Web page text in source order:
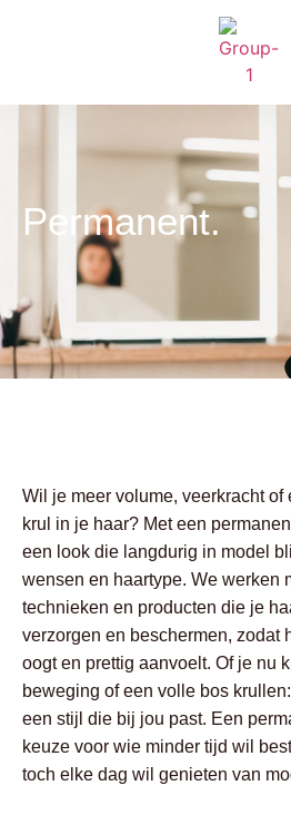
Permanent.
Wil je meer volume, veerkracht
krul in je haar? Met een
een look die langdurig in model
wensen en haartype. We werken
technieken en producten die je
verzorgen en beschermen, zodat
oogt en prettig aanvoelt. Of je nu
beweging of een volle bos
een stijl die bij jou past. Een
keuze voor wie minder tijd wil
toch elke dag wil genieten van